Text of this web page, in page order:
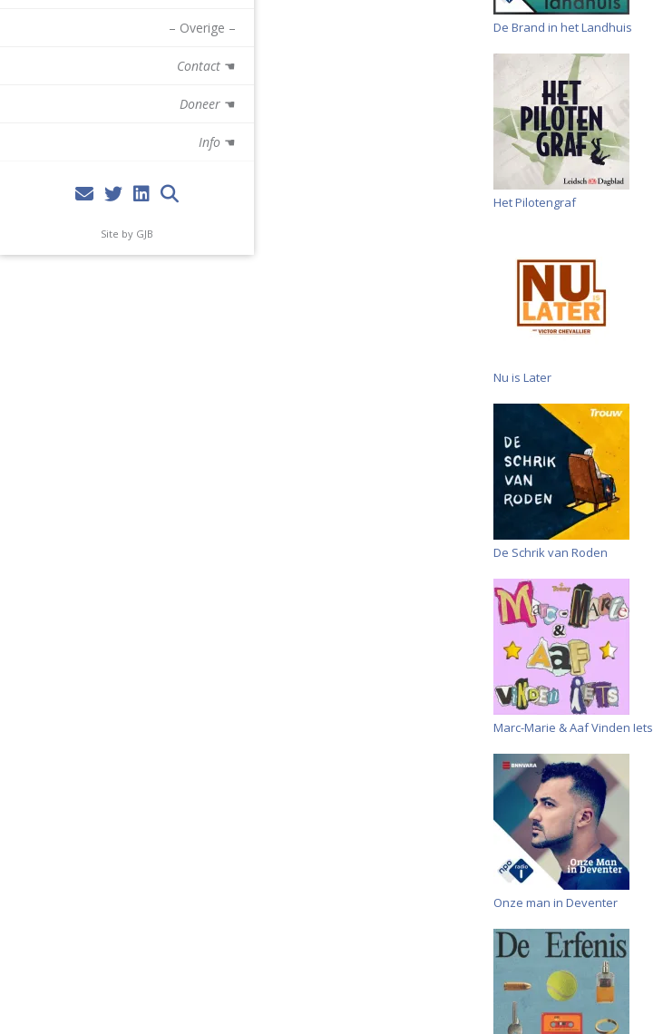
– Overige –
Contact ☚
Doneer ☚
Info ☚
Site by GJB
De Brand in het Landhuis
Het Pilotengraf
Nu is Later
De Schrik van Roden
Marc-Marie & Aaf Vinden Iets
Onze man in Deventer